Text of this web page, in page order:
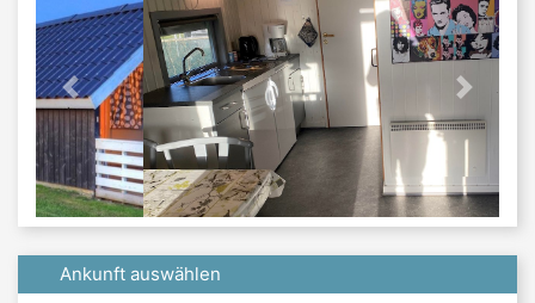
'previous' not found
Ankunft auswählen